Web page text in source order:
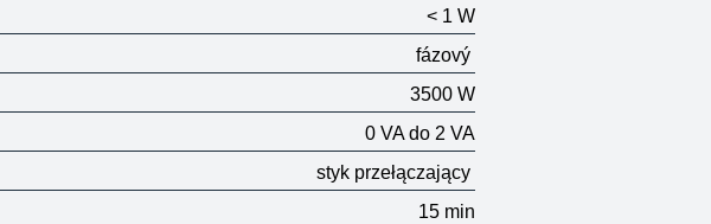
< 1 W
fázový
3500 W
0 VA do 2 VA
styk przełączający
15 min